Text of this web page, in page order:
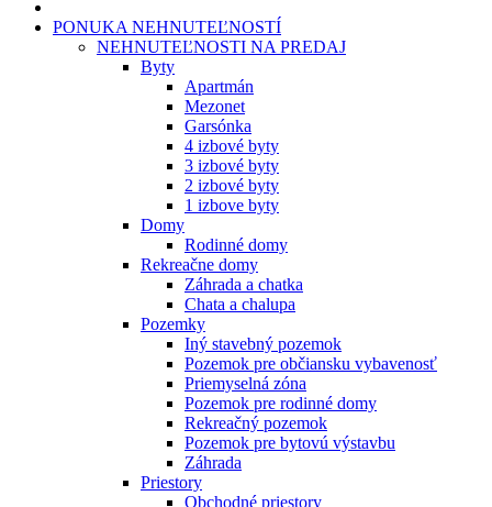
PONUKA NEHNUTEĽNOSTÍ
NEHNUTEĽNOSTI NA PREDAJ
Byty
Apartmán
Mezonet
Garsónka
4 izbové byty
3 izbové byty
2 izbové byty
1 izbove byty
Domy
Rodinné domy
Rekreačne domy
Záhrada a chatka
Chata a chalupa
Pozemky
Iný stavebný pozemok
Pozemok pre občiansku vybavenosť
Priemyselná zóna
Pozemok pre rodinné domy
Rekreačný pozemok
Pozemok pre bytovú výstavbu
Záhrada
Priestory
Obchodné priestory